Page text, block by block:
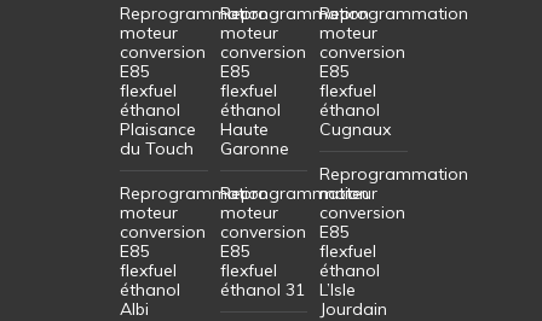
Reprogrammation
moteur
conversion
E85
flexfuel
éthanol
Plaisance
du Touch
Reprogrammation
moteur
conversion
E85
flexfuel
éthanol
Albi
Reprogrammation
moteur
conversion
E85
flexfuel
éthanol
Haute
Garonne
Reprogrammation
moteur
conversion
E85
flexfuel
éthanol 31
Reprogrammation
moteur
conversion
E85
flexfuel
éthanol
Cugnaux
Reprogrammation
moteur
conversion
E85
flexfuel
éthanol
L’Isle
Jourdain